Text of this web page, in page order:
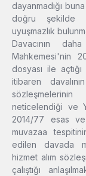
dayanmadığı
doğru şekilde
uyuşmazlık
Davacının
Mahkemesi'nin
dosyası ile
itibaren
neticelendiği ve
2014/77 esas ve
muvazaa
edilen davada
hizmet alım
çalıştığı